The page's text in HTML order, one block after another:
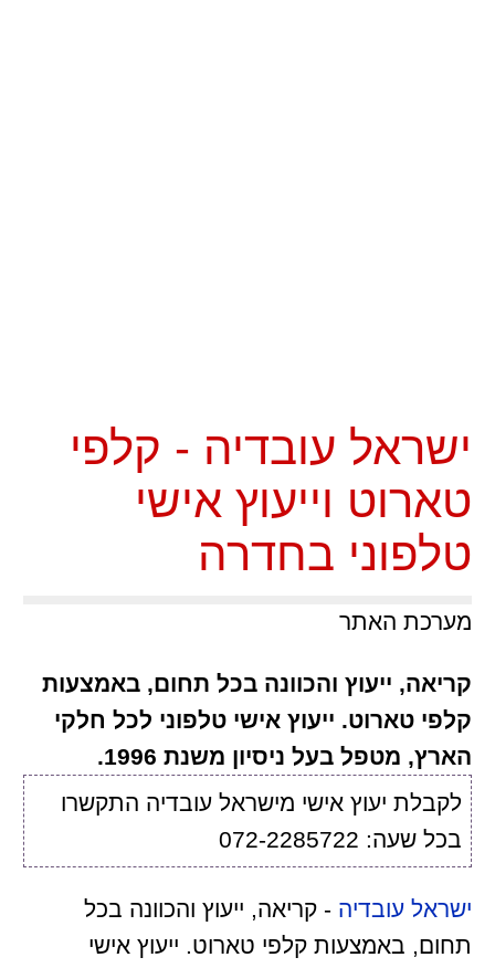
ישראל עובדיה - קלפי
טארוט וייעוץ אישי
טלפוני בחדרה
מערכת האתר
קריאה, ייעוץ והכוונה בכל תחום, באמצעות
קלפי טארוט. ייעוץ אישי טלפוני לכל חלקי
הארץ, מטפל בעל ניסיון משנת 1996.
לקבלת יעוץ אישי מישראל עובדיה התקשרו
בכל שעה: 072-2285722
ישראל עובדיה - קריאה, ייעוץ והכוונה בכל
תחום, באמצעות קלפי טארוט. ייעוץ אישי